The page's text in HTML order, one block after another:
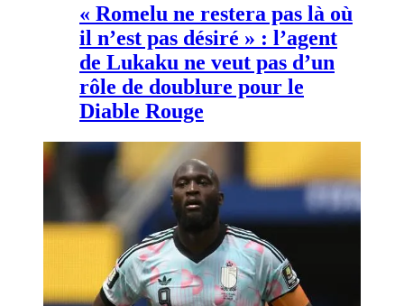
« Romelu ne restera pas là où
il n’est pas désiré » : l’agent
de Lukaku ne veut pas d’un
rôle de doublure pour le
Diable Rouge